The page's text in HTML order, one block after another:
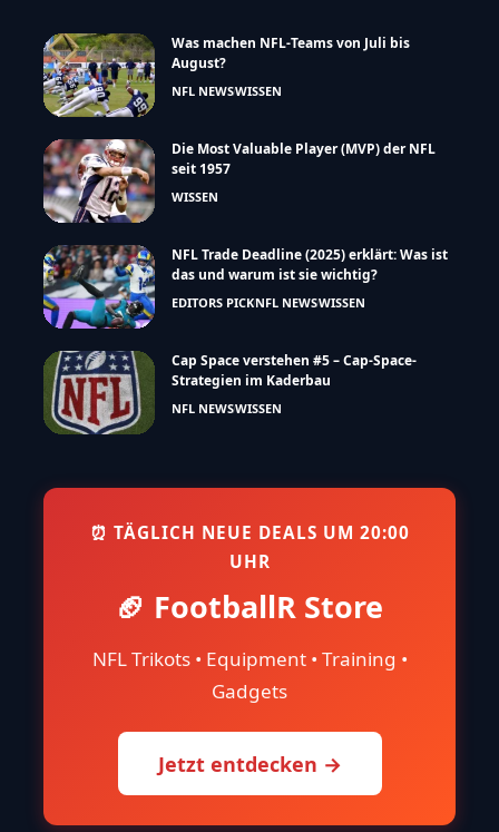
Was machen NFL-Teams von Juli bis
August?
NFL NEWSWISSEN
Die Most Valuable Player (MVP) der NFL
seit 1957
WISSEN
NFL Trade Deadline (2025) erklärt: Was ist
das und warum ist sie wichtig?
EDITORS PICKNFL NEWSWISSEN
Cap Space verstehen #5 – Cap-Space-
Strategien im Kaderbau
NFL NEWSWISSEN
⏰ TÄGLICH NEUE DEALS UM 20:00
UHR
🏈 FootballR Store
NFL Trikots • Equipment • Training •
Gadgets
Jetzt entdecken →